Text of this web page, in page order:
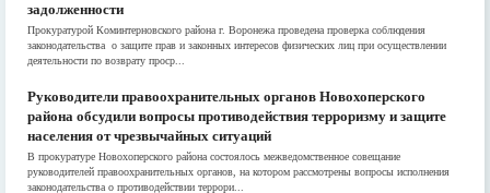
задолженности
Прокуратурой Коминтерновского района г. Воронежа проведена проверка соблюдения
законодательства о защите прав и законных интересов физических лиц при осуществлении
деятельности по возврату проср...
Руководители правоохранительных органов Новохоперского
района обсудили вопросы противодействия терроризму и защите
населения от чрезвычайных ситуаций
В прокуратуре Новохоперского района состоялось межведомственное совещание
руководителей правоохранительных органов, на котором рассмотрены вопросы исполнения
законодательства о противодействии террори...